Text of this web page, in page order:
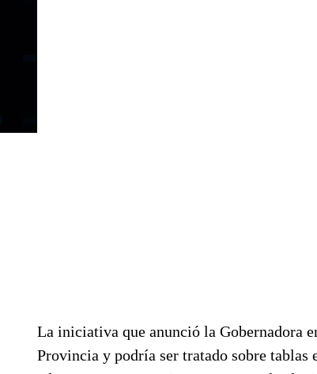
La iniciativa que anunció la Gobernadora
Provincia y podría ser tratado sobre